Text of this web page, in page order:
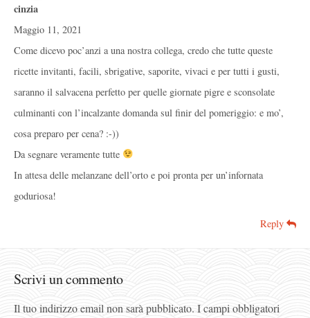
cinzia
Maggio 11, 2021
Come dicevo poc’anzi a una nostra collega, credo che tutte queste
ricette invitanti, facili, sbrigative, saporite, vivaci e per tutti i gusti,
saranno il salvacena perfetto per quelle giornate pigre e sconsolate
culminanti con l’incalzante domanda sul finir del pomeriggio: e mo’,
cosa preparo per cena? :-))
Da segnare veramente tutte
In attesa delle melanzane dell’orto e poi pronta per un’infornata
goduriosa!
Reply
Scrivi un commento
Il tuo indirizzo email non sarà pubblicato. I campi obbligatori